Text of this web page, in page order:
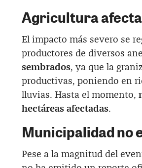
Agricultura
El impacto más severo se
productores de diversos
sembrados, ya que la
productivas, poniendo en
lluvias. Hasta el momento,
hectáreas afectadas.
Municipalidad no
Pese a la magnitud del